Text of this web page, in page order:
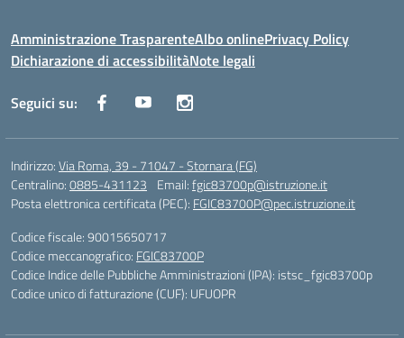
Amministrazione TrasparenteAlbo onlinePrivacy Policy
Dichiarazione di accessibilitàNote legali
Seguici su:
Indirizzo:Via Roma, 39 - 71047 - Stornara (FG)
Centralino:0885-431123 Email:fgic83700p@istruzione.it
Posta elettronica certificata (PEC): FGIC83700P@pec.istruzione.it
Codice fiscale: 90015650717
Codice meccanografico: FGIC83700P
Codice Indice delle Pubbliche Amministrazioni (IPA): istsc_fgic83700p
Codice unico di fatturazione (CUF): UFUOPR